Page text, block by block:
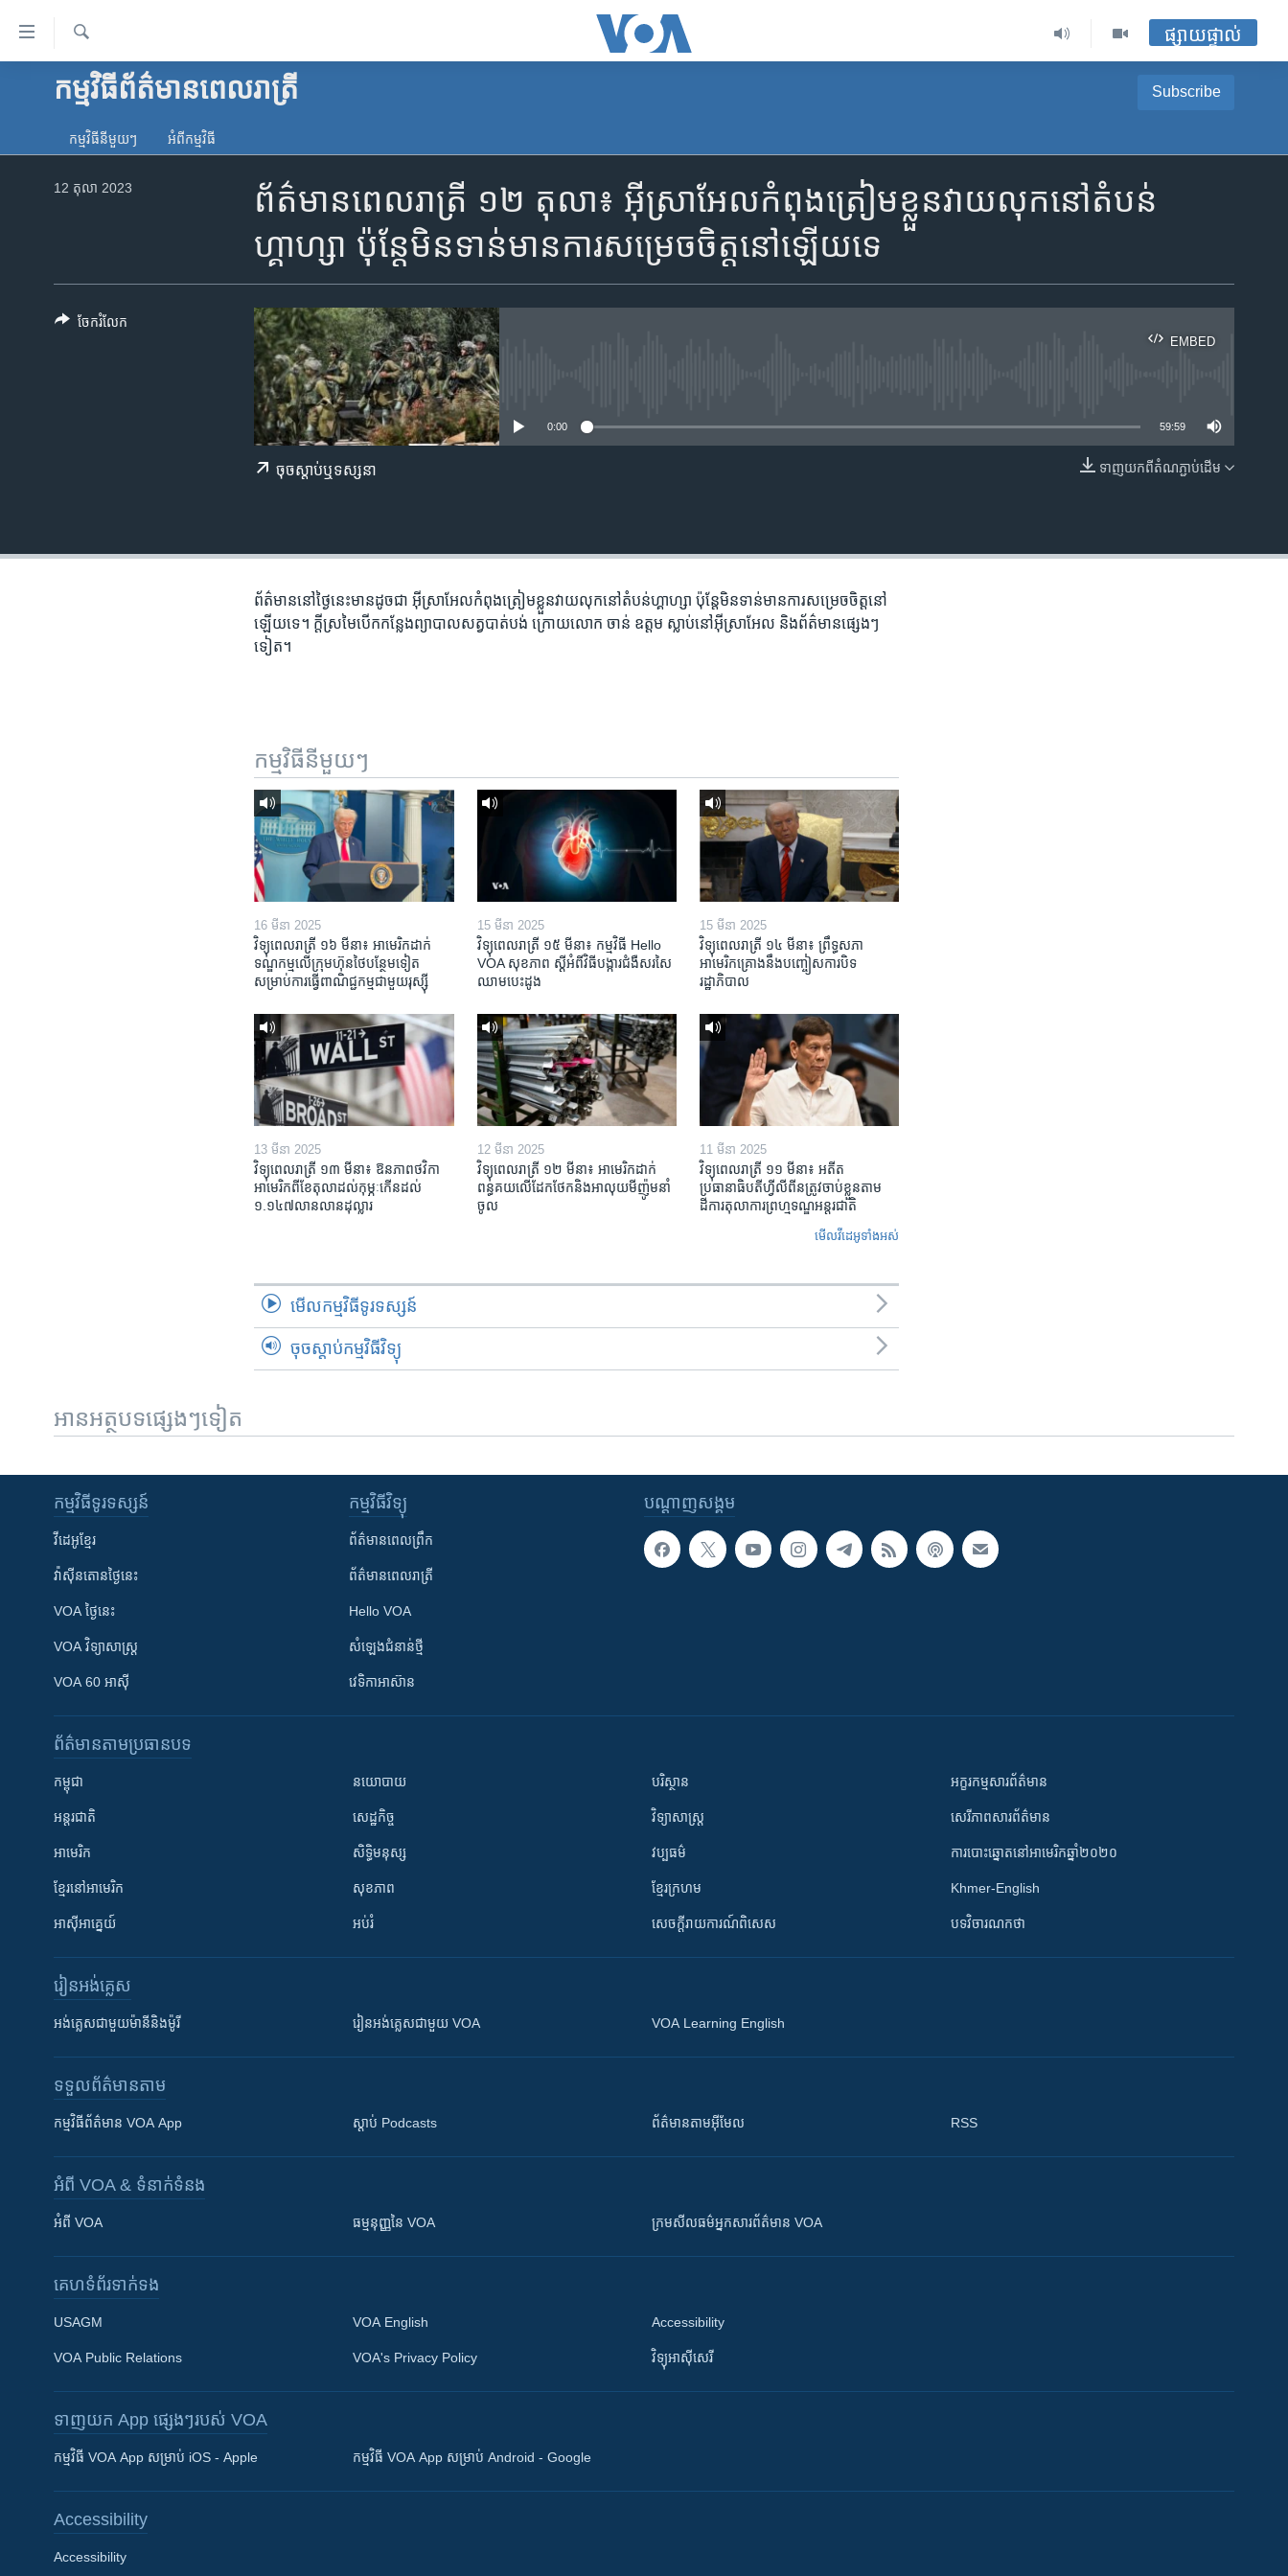
ទៅ​
គេហទំព័រ​
ទាក់ទង
និង​អាមេរិក
ទូរទស្សន៍ / វីដេអូ​
Khmer English
ភាសា
រក
ផ្សាយផ្ទាល់
កម្មវិធី​ព័ត៌មាន​ពេលរាត្រី Subscribe
Apple Podcasts
កម្មវិធី​នីមួយៗ អំពី​កម្មវិធី​
ព័ត៌មានពេលរាត្រី ១២ តុលា៖ អ៊ីស្រាអែល​កំពុង​ត្រៀម​ខ្លួន​វាយ​លុក​នៅ​តំបន់​
ហ្គាហ្សា​ ប៉ុន្តែ​មិន​ទាន់​មាន​ការ​សម្រេច​ចិត្ត​នៅ​ឡើយ​ទេ
12 តុលា 2023
EMBED
EMBED
0:00 59:59
ទាញ​យក​ពី​តំណភ្ជាប់​ដើម
ចុច​​ស្តាប់​ឬ​ទស្សនា
ចែករំលែក
ព័ត៌មាន​នៅ​ថ្ងៃនេះ​មានដូចជា អ៊ីស្រាអែល​កំពុង​ត្រៀម​ខ្លួន​វាយ​លុក​នៅ​តំបន់​ហ្គាហ្សា​ ប៉ុន្តែ​មិន​ទាន់​មាន​ការ​សម្រេច​ចិត្ត​នៅ​
ឡើយ​ទេ។ ក្តី​ស្រមៃ​បើក​កន្លែង​ព្យាបាល​សត្វ​បាត់​បង់ ក្រោយ​លោក ចាន់ ឧត្តម ស្លាប់​នៅ​អ៊ីស្រាអែល និង​ព័ត៌មាន​ផ្សេងៗ​
ទៀត។
កម្មវិធី​នីមួយៗ
16 មីនា 2025
វិទ្យុពេលរាត្រី ១៦ មីនា៖ អាមេរិក​ដាក់​
ទណ្ឌកម្ម​លើ​ក្រុមហ៊ុន​ថៃ​បន្ថែម​ទៀត​
សម្រាប់​ការ​ធ្វើ​ពាណិជ្ជកម្ម​ជាមួយ​រុស្ស៊ី
15 មីនា 2025
វិទ្យុពេលរាត្រី ១៥ មីនា៖ កម្មវិធី ​Hello
VOA សុខភាព ស្ដី​អំពី​វិធី​បង្ការ​ជំងឺ​សរសៃ​
ឈាម​បេះដូង
15 មីនា 2025
វិទ្យុពេលរាត្រី ១៤ មីនា៖ ព្រឹទ្ធសភា
អាមេរិកគ្រោងនឹងបញ្ចៀសការបិទ
រដ្ឋាភិបាល
13 មីនា 2025
វិទ្យុពេលរាត្រី ១៣ មីនា៖ ឱនភាព​ថវិកា​
អាមេរិក​ពី​ខែ​តុលា​ដល់​កុម្ភៈ​កើន​ដល់​
១.១៤៧​លានលាន​ដុល្លារ
12 មីនា 2025
វិទ្យុពេលរាត្រី ១២ មីនា៖ អាមេរិក​ដាក់​
ពន្ធគយ​លើ​ដែកថែក​និង​អាលុយ​មីញ៉ូម​នាំ
ចូល
11 មីនា 2025
វិទ្យុពេលរាត្រី ១១ មីនា៖ អតីត​
ប្រធានាធិបតីហ្វីលីពីន​ត្រូវ​ចាប់ខ្លួនតាម
ដីការ​តុលាការ​ព្រហ្មទណ្ឌ​អន្តរជាតិ
មើល​វីដេអូ​ទាំង​អស់
មើល​កម្មវិធី​ទូរទស្សន៍
ចុចស្តាប់កម្មវិធីវិទ្យុ
អានអត្ថបទផ្សេងៗទៀត
បណ្តាញ​សង្គម
កម្មវិធី​ទូរទស្សន៍
វីដេអូ​ខ្មែរ
វ៉ាស៊ីនតោន​ថ្ងៃ​នេះ
VOA ថ្ងៃនេះ
VOA ​វិទ្យាសាស្ត្រ
VOA 60 អាស៊ី
កម្មវិធី​វិទ្យុ
ព័ត៌មាន​ពេល​ព្រឹក
ព័ត៌មាន​​ពេល​រាត្រី
Hello VOA
សំឡេង​ជំនាន់​ថ្មី
វេទិកា​អាស៊ាន
ព័ត៌មាន​តាមប្រធានបទ​
កម្ពុជា
អន្តរជាតិ
អាមេរិក
ខ្មែរ​នៅអាមេរិក
អាស៊ីអាគ្នេយ៍
នយោបាយ
សេដ្ឋកិច្ច
សិទ្ធិមនុស្ស
សុខភាព
អប់រំ
បរិស្ថាន
វិទ្យាសាស្រ្ត
វប្បធម៌
ខ្មែរក្រហម
សេចក្តីរាយការណ៍ពិសេស
អក្ខរកម្មសារព័ត៌មាន
សេរីភាពសារព័ត៌មាន
ការបោះឆ្នោតនៅអាមេរិកឆ្នាំ២០២០
Khmer-English
បទវិចារណកថា
រៀន​​អង់គ្លេស
អង់គ្លេស​ជាមួយ​ម៉ានី​និង​ម៉ូរី រៀន​​​​​​អង់គ្លេស​​ជាមួយ VOA VOA Learning English
ទទួល​ព័ត៌មាន​តាម
កម្មវិធី​ព័ត៌មាន VOA App ស្តាប់ Podcasts ព័ត៌មាន​តាម​អ៊ីមែល RSS
អំពី​ VOA & ទំនាក់ទំនង
អំពី​ VOA ធម្មនុញ្ញ​នៃ VOA ក្រម​​​សីលធម៌​​​អ្នក​​​សារព័ត៌មាន VOA
គេហទំព័រ​​ទាក់ទង
USAGM
VOA Public Relations
VOA English
VOA's Privacy Policy
Accessibility
វិទ្យុ​អាស៊ី​សេរី
ទាញយក​ App ផ្សេងៗ​របស់​ VOA
កម្មវិធី​ VOA App សម្រាប់ iOS - Apple កម្មវិធី​ VOA App សម្រាប់ Android - Google
Accessibility
Accessibility